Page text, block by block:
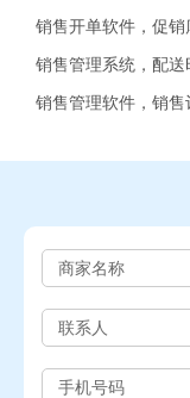
销售开单软件，促
销售管理系统，配
销售管理软件，销